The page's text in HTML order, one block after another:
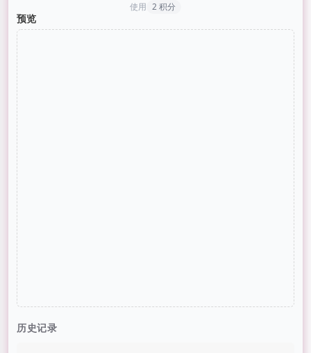
使用 2 积分
预览
历史记录